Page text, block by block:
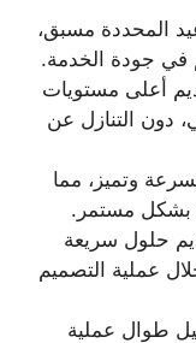
المحددة مسبق،
في جودة الخدمة.
أعلى مستويات
دون التنازل عن
وتميز، مما
بشكل مستمر.
حلول سريعة
عملية التصميم
طوال عملية